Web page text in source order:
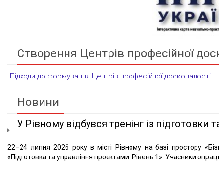
Створення Центрів професійної
Підходи до формування Центрів професійної досконалості
Новини
У Рівному відбувся тренінг із підготовки
22–24 липня 2026 року в місті Рівному на базі простору
«Підготовка та управління проєктами. Рівень 1». Учасники